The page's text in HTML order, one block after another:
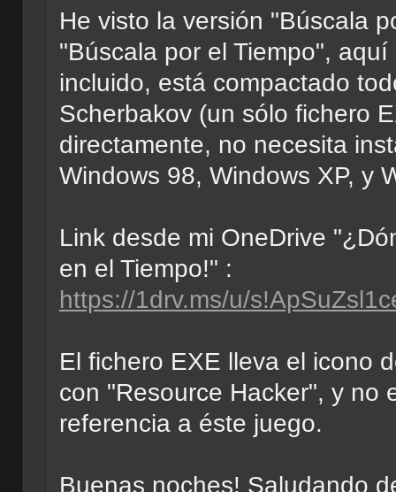
He visto la versión "Búscala
"Búscala por el Tiempo",
incluido, está compactado
Scherbakov (un sólo fichero
directamente, no necesita
Windows 98, Windows XP, y
Link desde mi OneDrive
en el Tiempo!" :
https://1drv.ms/u/
El fichero EXE lleva el icono
con "Resource Hacker", y no
referencia a éste juego.
Buenas noches! Saludando